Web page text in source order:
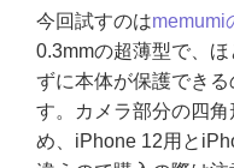
今回試すのはmemumi
0.3mmの超薄型で、
ずに本体が保護でき
す。カメラ部分の四
め、iPhone 12用と